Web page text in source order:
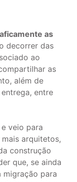
as
decorrer das
ao
as
além de
entre
veio para
arquitetos,
construção
que, se ainda
migração para